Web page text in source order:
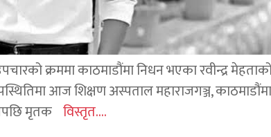
क्रममा काठमाडौंमा निधन भएका रवीन्द्र
आज शिक्षण अस्पताल महाराजगञ्ज,
मृतक विस्तृत....